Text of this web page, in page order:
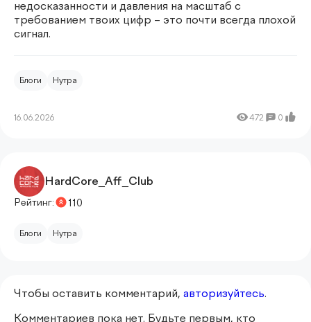
недосказанности и давления на масштаб с
требованием твоих цифр – это почти всегда плохой
сигнал.
Блоги Нутра
16.06.2026 472 0
HardCore_Aff_Club
Рейтинг: 110
Блоги Нутра
Чтобы оставить комментарий, авторизуйтесь.
Комментариев пока нет. Будьте первым, кто